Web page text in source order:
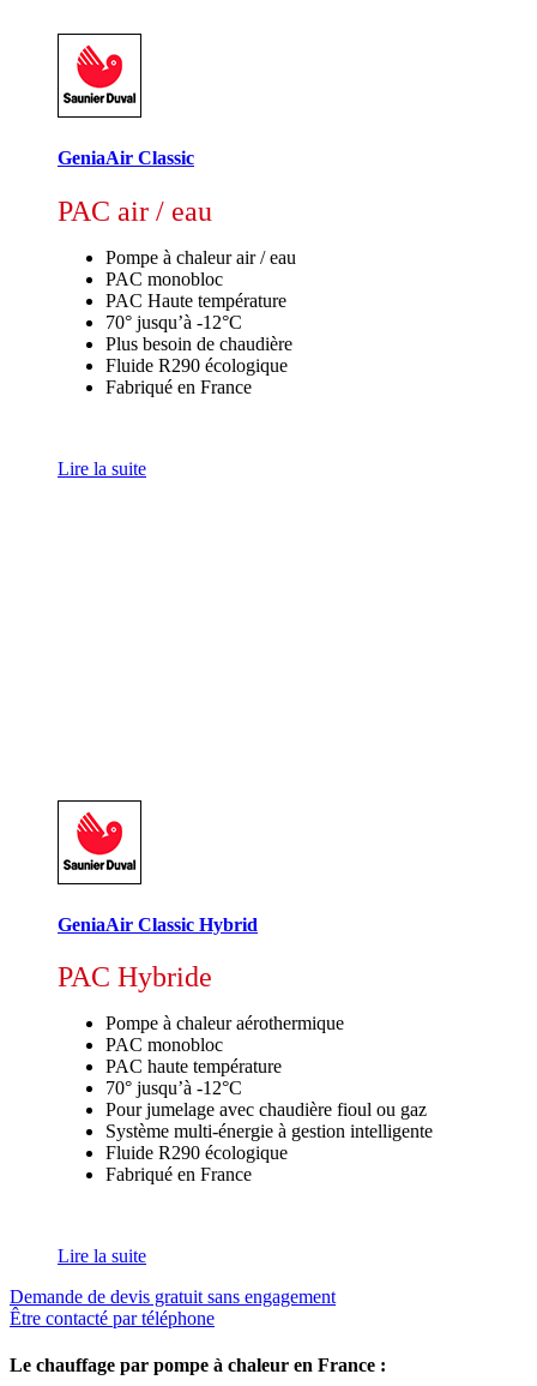
GeniaAir Classic
PAC air / eau
Pompe à chaleur air / eau
PAC monobloc
PAC Haute température
70° jusqu’à -12°C
Plus besoin de chaudière
Fluide R290 écologique
Fabriqué en France
Lire la suite
GeniaAir Classic Hybrid
PAC Hybride
Pompe à chaleur aérothermique
PAC monobloc
PAC haute température
70° jusqu’à -12°C
Pour jumelage avec chaudière fioul ou gaz
Système multi-énergie à gestion intelligente
Fluide R290 écologique
Fabriqué en France
Lire la suite
Demande de devis gratuit sans engagement
Être contacté par téléphone
Le chauffage par pompe à chaleur en France :